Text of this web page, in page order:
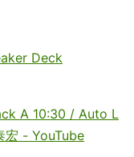
Deck
A 10:30 / Auto L
宏 - YouTube